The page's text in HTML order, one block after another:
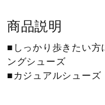
ジュニア／キ
メディカル
商品説明
■しっかり歩きたい方
ングシューズ
■カジュアルシューズ